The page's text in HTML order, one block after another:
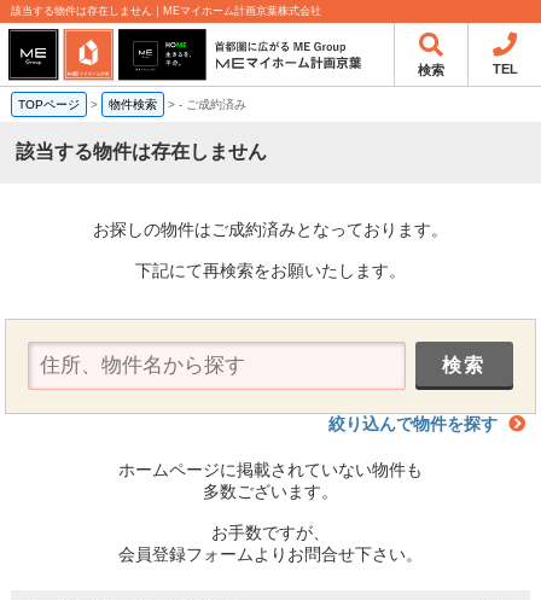
該当する物件は存在しません｜MEマイホーム計画京葉株式会社
検索 TEL
TOPページ > 物件検索 >- ご成約済み
該当する物件は存在しません
お探しの物件はご成約済みとなっております。
下記にて再検索をお願いたします。
絞り込んで物件を探す
ホームページに掲載されていない物件も
多数ございます。
お手数ですが、
会員登録フォームよりお問合せ下さい。